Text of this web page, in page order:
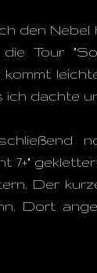
den Nebel
Tour
ich dachte
7+"
Der
Dort